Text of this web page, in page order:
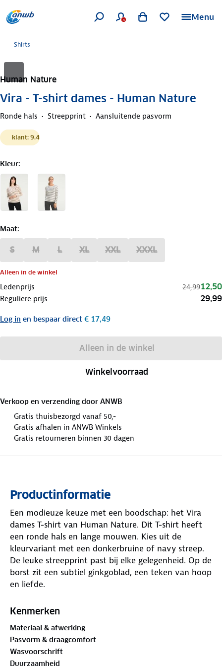
Menu
Shirts
Human Nature
Vira - T-shirt dames - Human Nature
Ronde hals Streepprint Aansluitende pasvorm
klant: 9.4
Kleur:
Maat:
S M L XL XXL XXXL
Alleen in de winkel
Ledenprijs 24,9912,50
Reguliere prijs 29,99
Log in en bespaar direct € 17,49
Alleen in de winkel
Winkelvoorraad
Verkoop en verzending door ANWB
Gratis thuisbezorgd vanaf 50,-
Gratis afhalen in ANWB Winkels
Gratis retourneren binnen 30 dagen
Productinformatie
Een modieuze keuze met een boodschap: het Vira
dames T-shirt van Human Nature. Dit T-shirt heeft
een ronde hals en lange mouwen. Kies uit de
kleurvariant met een donkerbruine of navy streep.
De leuke streepprint past bij elke gelegenheid. Op de
borst zit een subtiel ginkgoblad, een teken van hoop
en liefde.
Het Vira T-shirt is gemaakt van biologisch katoen,
wordt verbouwd met respect voor de natuur,
zonder gebruik van schadelijke chemicaliën of
pesticiden. Zo draag je niet alleen een mooi shirt,
Kenmerken
Materiaal & afwerking
Pasvorm & draagcomfort
Wasvoorschrift
Duurzaamheid